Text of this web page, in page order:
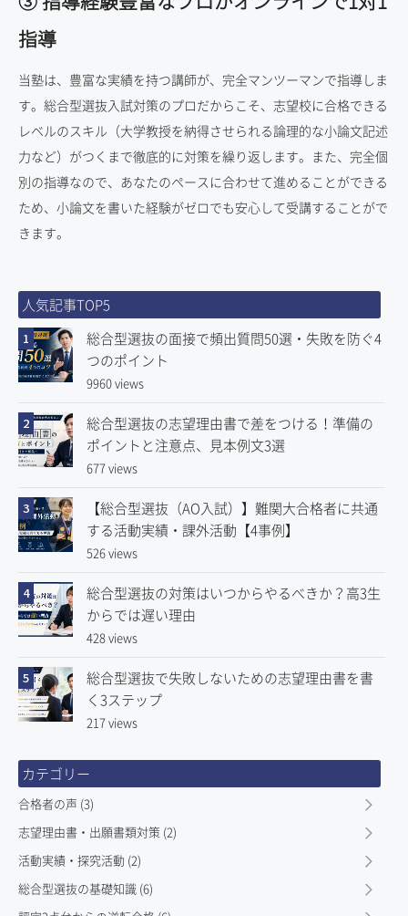
指導
当塾は、豊富な実績を持つ講師が、完全マンツーマンで指導しま
す。総合型選抜入試対策のプロだからこそ、志望校に合格できる
レベルのスキル（大学教授を納得させられる論理的な小論文記述
力など）がつくまで徹底的に対策を繰り返します。また、完全個
別の指導なので、あなたのペースに合わせて進めることができる
ため、小論文を書いた経験がゼロでも安心して受講することがで
きます。
人気記事TOP5
1
総合型選抜の面接で頻出質問50選・失敗を防ぐ4
つのポイント
9960 views
2
総合型選抜の志望理由書で差をつける！準備の
ポイントと注意点、見本例文3選
677 views
3
【総合型選抜（AO入試）】難関大合格者に共通
する活動実績・課外活動【4事例】
526 views
4
総合型選抜の対策はいつからやるべきか？高3生
からでは遅い理由
428 views
5
総合型選抜で失敗しないための志望理由書を書
く3ステップ
217 views
カテゴリー
合格者の声 (3)
志望理由書・出願書類対策 (2)
活動実績・探究活動 (2)
総合型選抜の基礎知識 (6)